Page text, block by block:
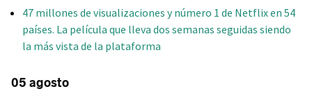
47 millones de visualizaciones y número 1 de Netflix en 54
países. La película que lleva dos semanas seguidas siendo
la más vista de la plataforma
05 agosto